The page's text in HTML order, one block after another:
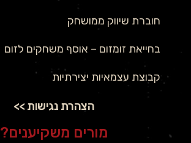
חוברת שיווק ממושחק
בחייאת זומזום – אוסף משחקים לזום
קבוצת עצמאיות יצירתיות
הצהרת נגישות >>
מורים משקיענים?